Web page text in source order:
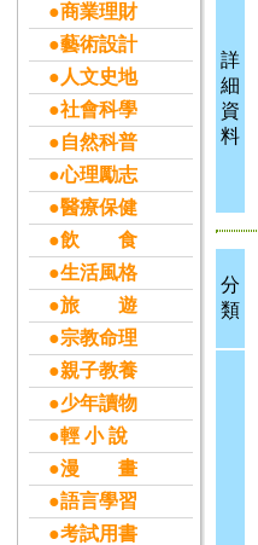
●商業理財
●藝術設計
●人文史地
●社會科學
●自然科普
●心理勵志
●醫療保健
●飲 食
●生活風格
●旅 遊
●宗教命理
●親子教養
●少年讀物
●輕 小 說
●漫 畫
●語言學習
●考試用書
詳
細
資
料
分
類